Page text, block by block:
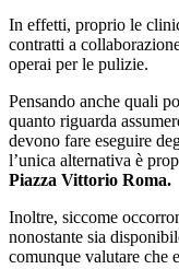
In effetti, proprio le
contratti a
operai per le pulizie.
Pensando anche quali
quanto riguarda
devono fare eseguire
l’unica alternativa è
Piazza Vittorio Roma.
Inoltre, siccome
nonostante sia
comunque valutare che